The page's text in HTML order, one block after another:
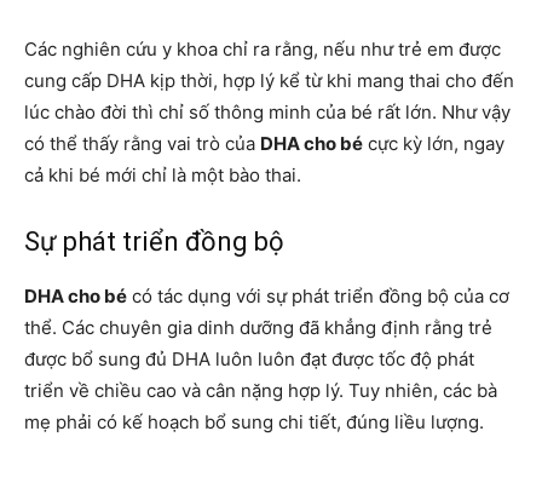
Các nghiên cứu y khoa chỉ ra rằng, nếu như trẻ em được
cung cấp DHA kịp thời, hợp lý kể từ khi mang thai cho đến
lúc chào đời thì chỉ số thông minh của bé rất lớn. Như vậy
có thể thấy rằng vai trò của DHA cho bé cực kỳ lớn, ngay
cả khi bé mới chỉ là một bào thai.
Sự phát triển đồng bộ
DHA cho bé có tác dụng với sự phát triển đồng bộ của cơ
thể. Các chuyên gia dinh dưỡng đã khẳng định rằng trẻ
được bổ sung đủ DHA luôn luôn đạt được tốc độ phát
triển về chiều cao và cân nặng hợp lý. Tuy nhiên, các bà
mẹ phải có kế hoạch bổ sung chi tiết, đúng liều lượng.